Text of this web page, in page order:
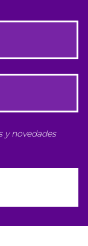
y novedades